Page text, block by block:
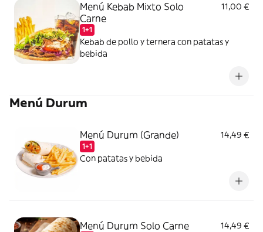
Menú Kebab Mixto Solo
Carne
1+1
11,00 €
Kebab de pollo y ternera con patatas y
bebida
Menú Durum
Menú Durum (Grande)
1+1
14,49 €
Con patatas y bebida
Menú Durum Solo Carne 14,49 €